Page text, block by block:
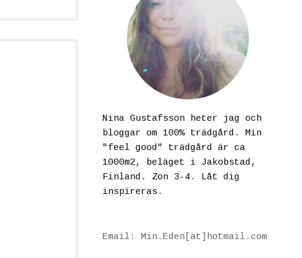
Nina Gustafsson heter jag och
bloggar om 100% trädgård. Min
"feel good" trädgård är ca
1000m2, beläget i Jakobstad,
Finland. Zon 3-4. Låt dig
inspireras.
Email: Min.Eden[ät]hotmail.com